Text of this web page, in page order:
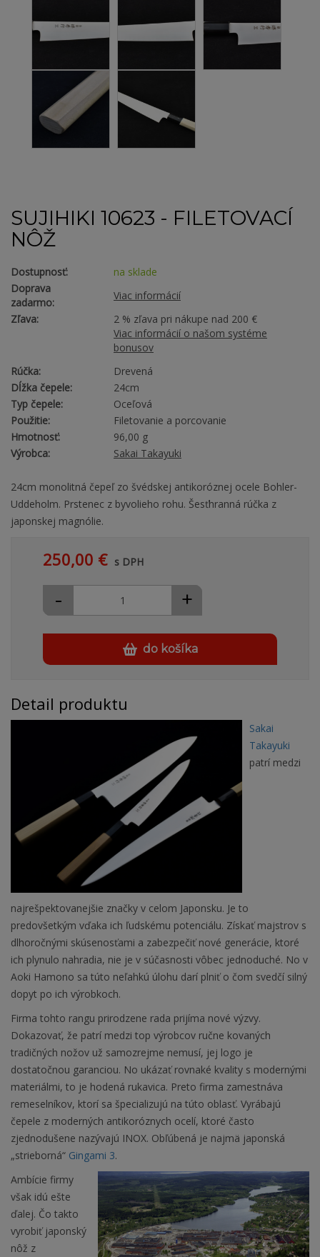
SUJIHIKI 10623 - FILETOVACÍ
NÔŽ
Dostupnosť:
na sklade
Doprava
zadarmo:
Viac informácií
Zľava:
2 % zľava pri nákupe nad 200 €
Viac informácií o našom systéme
bonusov
Rúčka:
Drevená
Dĺžka čepele:
24cm
Typ čepele:
Oceľová
Použitie:
Filetovanie a porcovanie
Hmotnosť:
96,00 g
Výrobca:
Sakai Takayuki
24cm monolitná čepeľ zo švédskej antikoróznej ocele Bohler-
Uddeholm. Prstenec z byvolieho rohu. Šesťhranná rúčka z
japonskej magnólie.
250,00 € s DPH
+
-
do košíka
Detail produktu
Sakai
Takayuki
patrí medzi
najrešpektovanejšie značky v celom Japonsku. Je to
predovšetkým vďaka ich ľudskému potenciálu. Získať majstrov s
dlhoročnými skúsenosťami a zabezpečiť nové generácie, ktoré
ich plynulo nahradia, nie je v súčasnosti vôbec jednoduché. No v
Aoki Hamono sa túto neľahkú úlohu darí plniť o čom svedčí silný
dopyt po ich výrobkoch.
Firma tohto rangu prirodzene rada prijíma nové výzvy.
Dokazovať, že patrí medzi top výrobcov ručne kovaných
tradičných nožov už samozrejme nemusí, jej logo je
dostatočnou garanciou. No ukázať rovnaké kvality s modernými
materiálmi, to je hodená rukavica. Preto firma zamestnáva
remeselníkov, ktorí sa špecializujú na túto oblasť. Vyrábajú
čepele z moderných antikoróznych ocelí, ktoré často
zjednodušene nazývajú INOX. Obľúbená je najmä japonská
„strieborná“ Gingami 3.
Ambície firmy
však idú ešte
ďalej. Čo takto
vyrobiť japonský
nôž z